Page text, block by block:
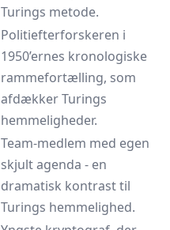
Turings metode.
Politiefterforskeren i
1950’ernes kronologiske
rammefortælling, som
afdækker Turings
hemmeligheder.
Team-medlem med egen
skjult agenda - en
dramatisk kontrast til
Turings hemmelighed.